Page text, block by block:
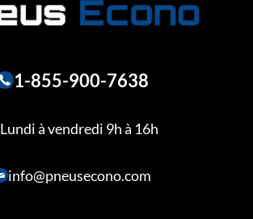
1-855-900-7638
Lundi à vendredi 9h à 16h
info@pneusecono.com